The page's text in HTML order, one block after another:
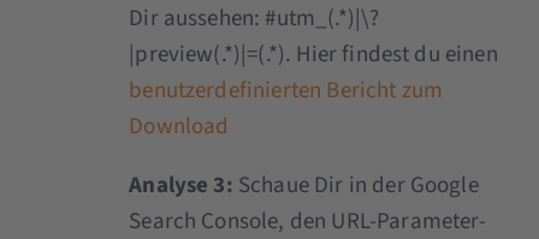
Dir aussehen: #utm_(.*)|\?
|preview(.*)|=(.*). Hier findest du einen
benutzerdefinierten Bericht zum
Download
Analyse 3: Schaue Dir in der Google
Search Console, den URL-Parameter-